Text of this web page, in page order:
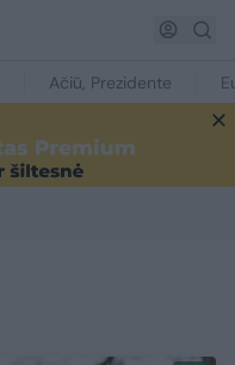
Ačiū, Prezidente